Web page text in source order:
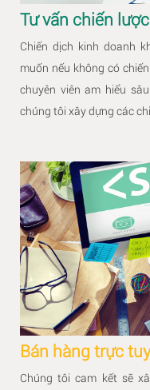
Tư vấn chiến lược
Chiến dịch kinh doanh
muốn nếu không có
chuyên viên am hiểu
chúng tôi xây dựng các
Bán hàng trực
Chúng tôi cam kết sẽ